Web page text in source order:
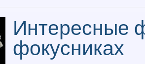
Интересные
фокусниках